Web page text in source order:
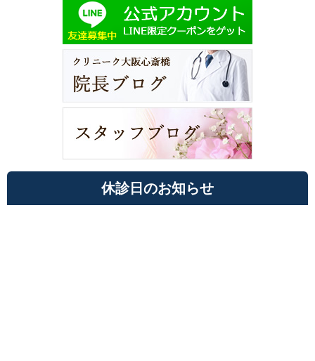
休診日のお知らせ